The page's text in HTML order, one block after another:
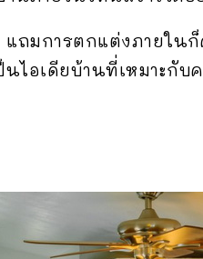
ถมการตกแต่งภายใน
ไอเดียบ้านที่เหมาะกั